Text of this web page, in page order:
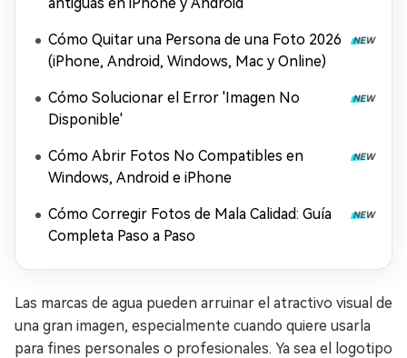
Cómo Quitar una Persona de una Foto 2026
(iPhone, Android, Windows, Mac y Online)
Cómo Solucionar el Error 'Imagen No
Disponible'
Cómo Abrir Fotos No Compatibles en
Windows, Android e iPhone
Cómo Corregir Fotos de Mala Calidad: Guía
Completa Paso a Paso
Las marcas de agua pueden arruinar el atractivo visual de
una gran imagen, especialmente cuando quiere usarla
para fines personales o profesionales. Ya sea el logotipo